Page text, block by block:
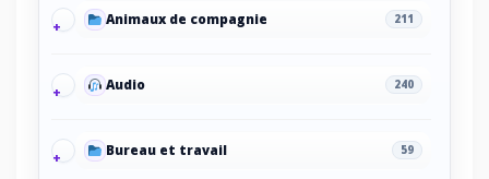
Animaux de compagnie 211
Audio 240
Bureau et travail 59